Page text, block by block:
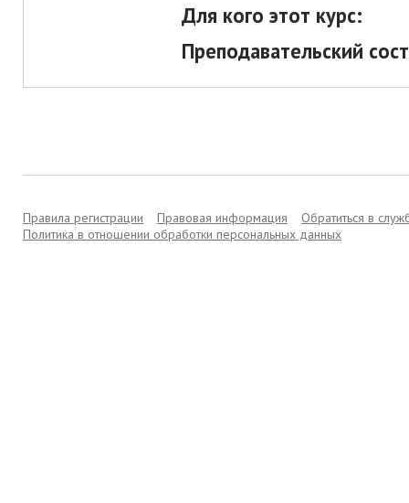
Для кого этот курс:
Преподавательский
Правила регистрации Правовая информация
Обратиться в
Политика в отношении обработки персональных данных